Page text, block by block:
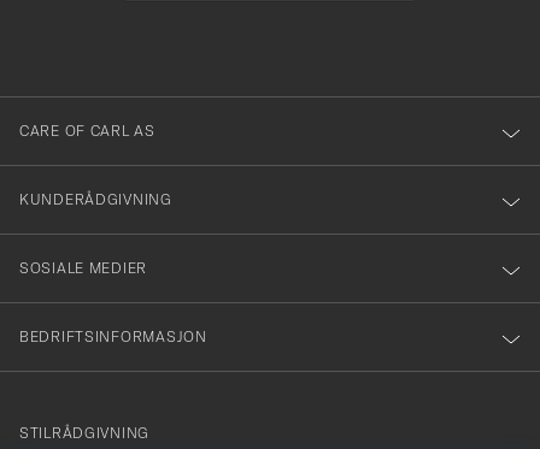
dig
till
vårt
nyhetsbrev!
CARE OF CARL AS
KUNDERÅDGIVNING
SOSIALE MEDIER
BEDRIFTSINFORMASJON
info@careofcarl.no
STILRÅDGIVNING